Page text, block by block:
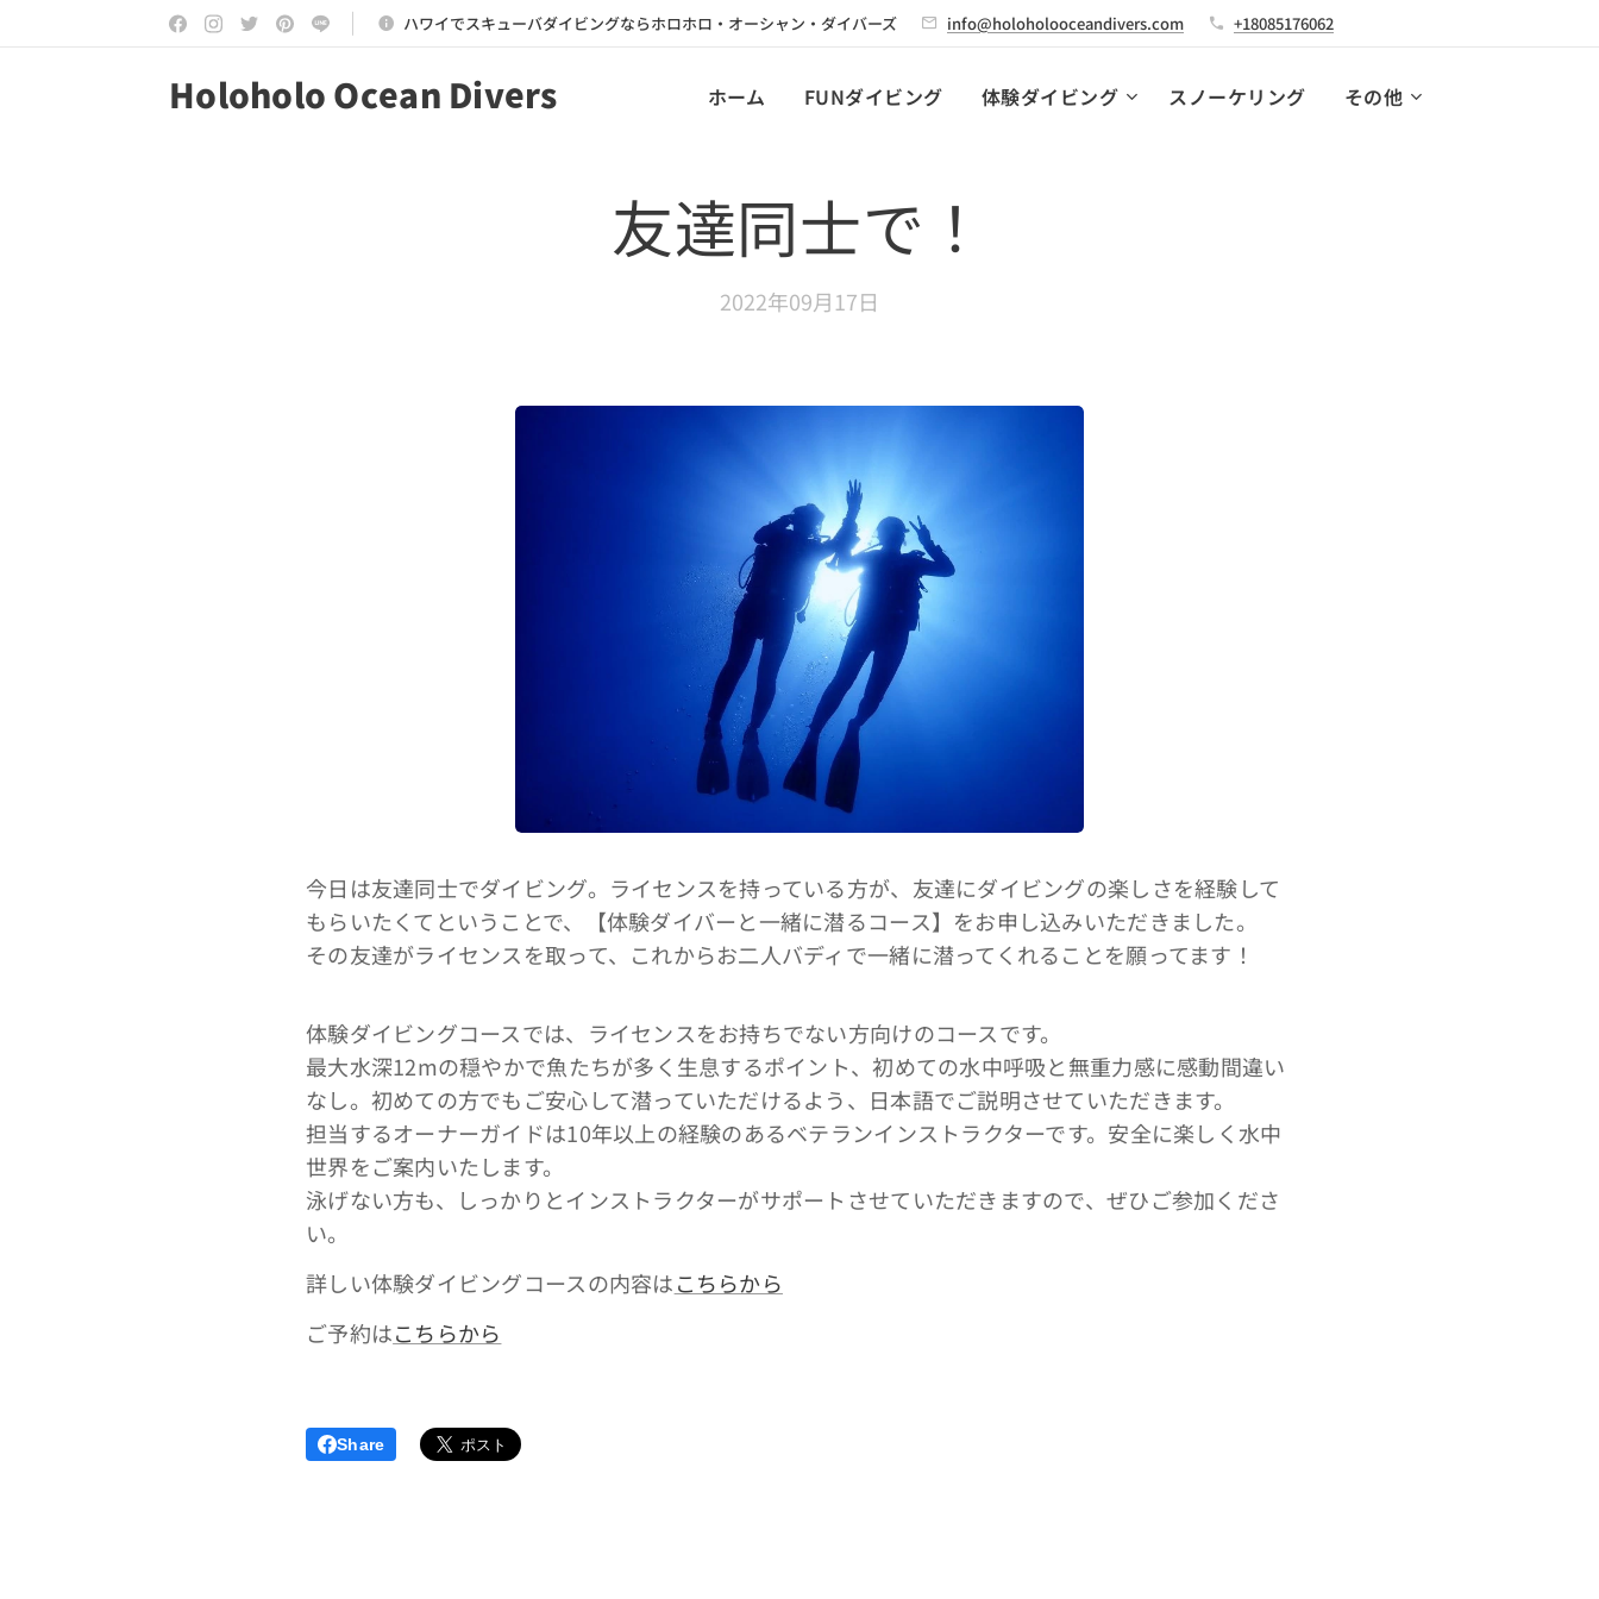
ハワイでスキューバダイビングならホロホロ・オーシャン・ダイバーズ info@holoholooceandivers.com +18085176062
Holoholo Ocean Divers ホーム FUNダイビング 体験ダイビング スノーケリング その他
友達同士で！
2022年09月17日
今日は友達同士でダイビング。ライセンスを持っている方が、友達にダイビングの楽しさを経験して
もらいたくてということで、【体験ダイバーと一緒に潜るコース】をお申し込みいただきました。
その友達がライセンスを取って、これからお二人バディで一緒に潜ってくれることを願ってます！
体験ダイビングコースでは、ライセンスをお持ちでない方向けのコースです。
最大水深12mの穏やかで魚たちが多く生息するポイント、初めての水中呼吸と無重力感に感動間違い
なし。初めての方でもご安心して潜っていただけるよう、日本語でご説明させていただきます。
担当するオーナーガイドは10年以上の経験のあるベテランインストラクターです。安全に楽しく水中
世界をご案内いたします。
泳げない方も、しっかりとインストラクターがサポートさせていただきますので、ぜひご参加くださ
い。
詳しい体験ダイビングコースの内容はこちらから
ご予約はこちらから
Share